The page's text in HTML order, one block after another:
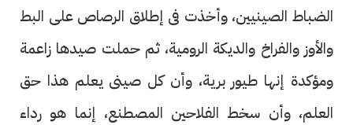
الضباط الصينيين، وأخذت فى إطلاق الرصاص على البط
والأوز والفراخ والديكة الرومية، ثم حملت صيدها زاعمة
ومؤكدة إنها طيور برية، وأن كل صينى يعلم هذا حق
العلم، وأن سخط الفلاحين المصطنع، إنما هو رداء